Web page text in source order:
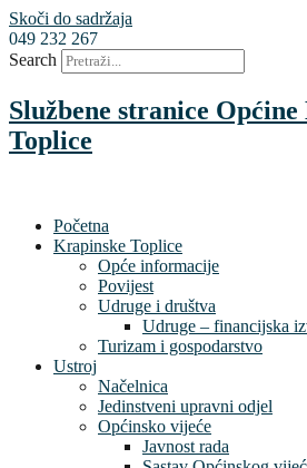
Skoči do sadržaja
049 232 267
Search
Službene stranice
Toplice
Početna
Krapinske Toplice
Opće informacije
Povijest
Udruge i društva
Udruge – financijska
Turizam i gospodarstvo
Ustroj
Načelnica
Jedinstveni upravni odjel
Općinsko vijeće
Javnost rada